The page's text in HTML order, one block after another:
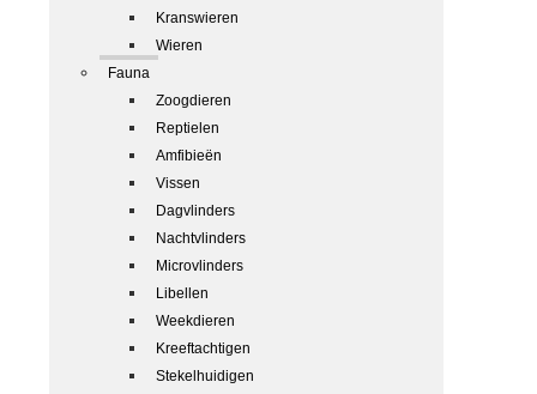
Kranswieren
Wieren
Fauna
Zoogdieren
Reptielen
Amfibieën
Vissen
Dagvlinders
Nachtvlinders
Microvlinders
Libellen
Weekdieren
Kreeftachtigen
Stekelhuidigen